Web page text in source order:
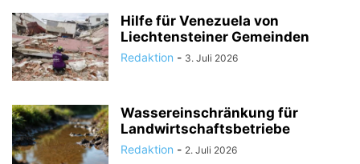
Hilfe für Venezuela von
Liechtensteiner Gemeinden
Redaktion - 3. Juli 2026
Wassereinschränkung für
Landwirtschaftsbetriebe
Redaktion - 2. Juli 2026